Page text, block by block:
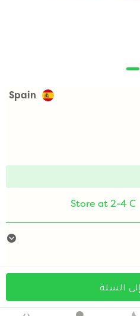
Spain
Store at 2-4 C
السلة